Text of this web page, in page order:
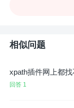
相似问题
xpath插件网上都
回答 1